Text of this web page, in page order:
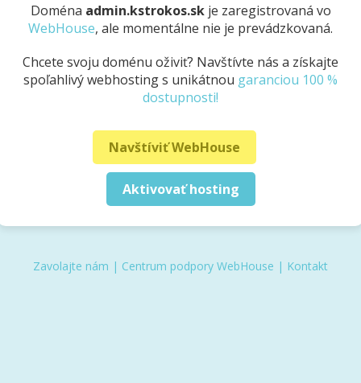
Doména admin.kstrokos.skje zaregistrovaná vo
WebHouse, ale momentálne nie je prevádzkovaná.
Chcete svoju doménu oživiť? Navštívte nás a získajte
spoľahlivý webhosting s unikátnou garanciou 100 %
dostupnosti!
Navštíviť WebHouse
Aktivovať hosting
Zavolajte nám | Centrum podpory WebHouse | Kontakt